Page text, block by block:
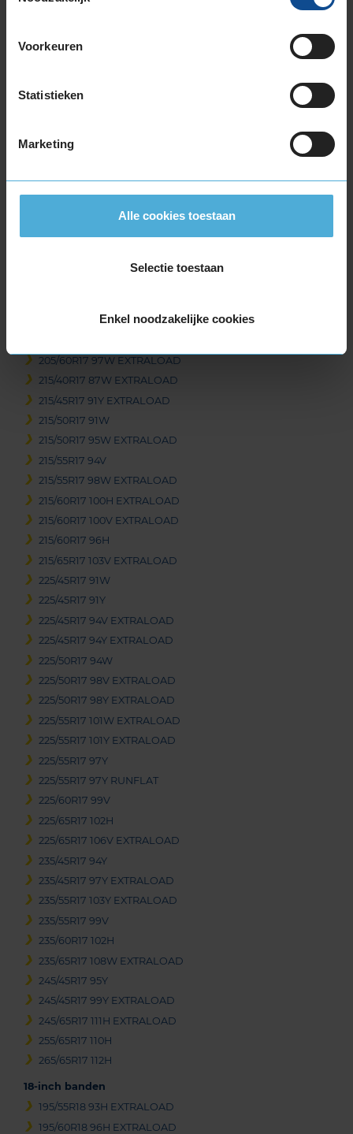
Voorkeuren
Statistieken
Marketing
Alle cookies toestaan
Selectie toestaan
Enkel noodzakelijke cookies
225/50R16 92Y
225/55R16 99W EXTRALOAD
17-inch banden
205/40R17 84W EXTRALOAD
205/45R17 88W EXTRALOAD
205/50R17 89H
205/55R17 91W
205/60R17 97W EXTRALOAD
215/40R17 87W EXTRALOAD
215/45R17 91Y EXTRALOAD
215/50R17 91W
215/50R17 95W EXTRALOAD
215/55R17 94V
215/55R17 98W EXTRALOAD
215/60R17 100H EXTRALOAD
215/60R17 100V EXTRALOAD
215/60R17 96H
215/65R17 103V EXTRALOAD
225/45R17 91W
225/45R17 91Y
225/45R17 94V EXTRALOAD
225/45R17 94Y EXTRALOAD
225/50R17 94W
225/50R17 98V EXTRALOAD
225/50R17 98Y EXTRALOAD
225/55R17 101W EXTRALOAD
225/55R17 101Y EXTRALOAD
225/55R17 97Y
225/55R17 97Y RUNFLAT
225/60R17 99V
225/65R17 102H
225/65R17 106V EXTRALOAD
235/45R17 94Y
235/45R17 97Y EXTRALOAD
235/55R17 103Y EXTRALOAD
235/55R17 99V
235/60R17 102H
235/65R17 108W EXTRALOAD
245/45R17 95Y
245/45R17 99Y EXTRALOAD
245/65R17 111H EXTRALOAD
255/65R17 110H
265/65R17 112H
18-inch banden
195/55R18 93H EXTRALOAD
195/60R18 96H EXTRALOAD